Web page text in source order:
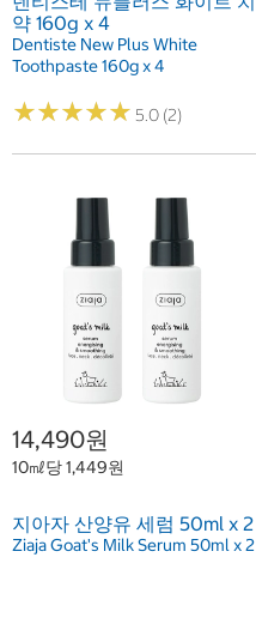
약 160g x 4
Dentiste New Plus White
Toothpaste 160g x 4
★★★★★
★★★★★ 5.0 (2)
14,490원
10㎖당 1,449원
지아자 산양유 세럼 50ml x 2
Ziaja Goat's Milk Serum 50ml x 2